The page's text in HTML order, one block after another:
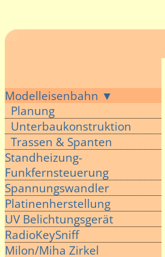
Modelleisenbahn ▼
Planung
Unterbaukonstruktion
Trassen & Spanten
Standheizung-
Funkfernsteuerung
Spannungswandler
Platinenherstellung
UV Belichtungsgerät
RadioKeySniff
Milon/Miha Zirkel